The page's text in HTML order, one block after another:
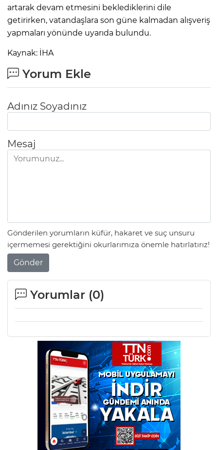
artarak devam etmesini beklediklerini dile
getirirken, vatandaşlara son güne kalmadan alışveriş
yapmaları yönünde uyarıda bulundu.
Kaynak: İHA
Yorum Ekle
Adınız Soyadınız
Mesaj
Gönderilen yorumların küfür, hakaret ve suç unsuru
içermemesi gerektiğini okurlarımıza önemle hatırlatırız!
Gönder
Yorumlar (0)